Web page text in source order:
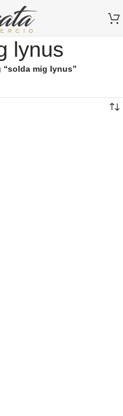
lynus
“solda mig lynus”